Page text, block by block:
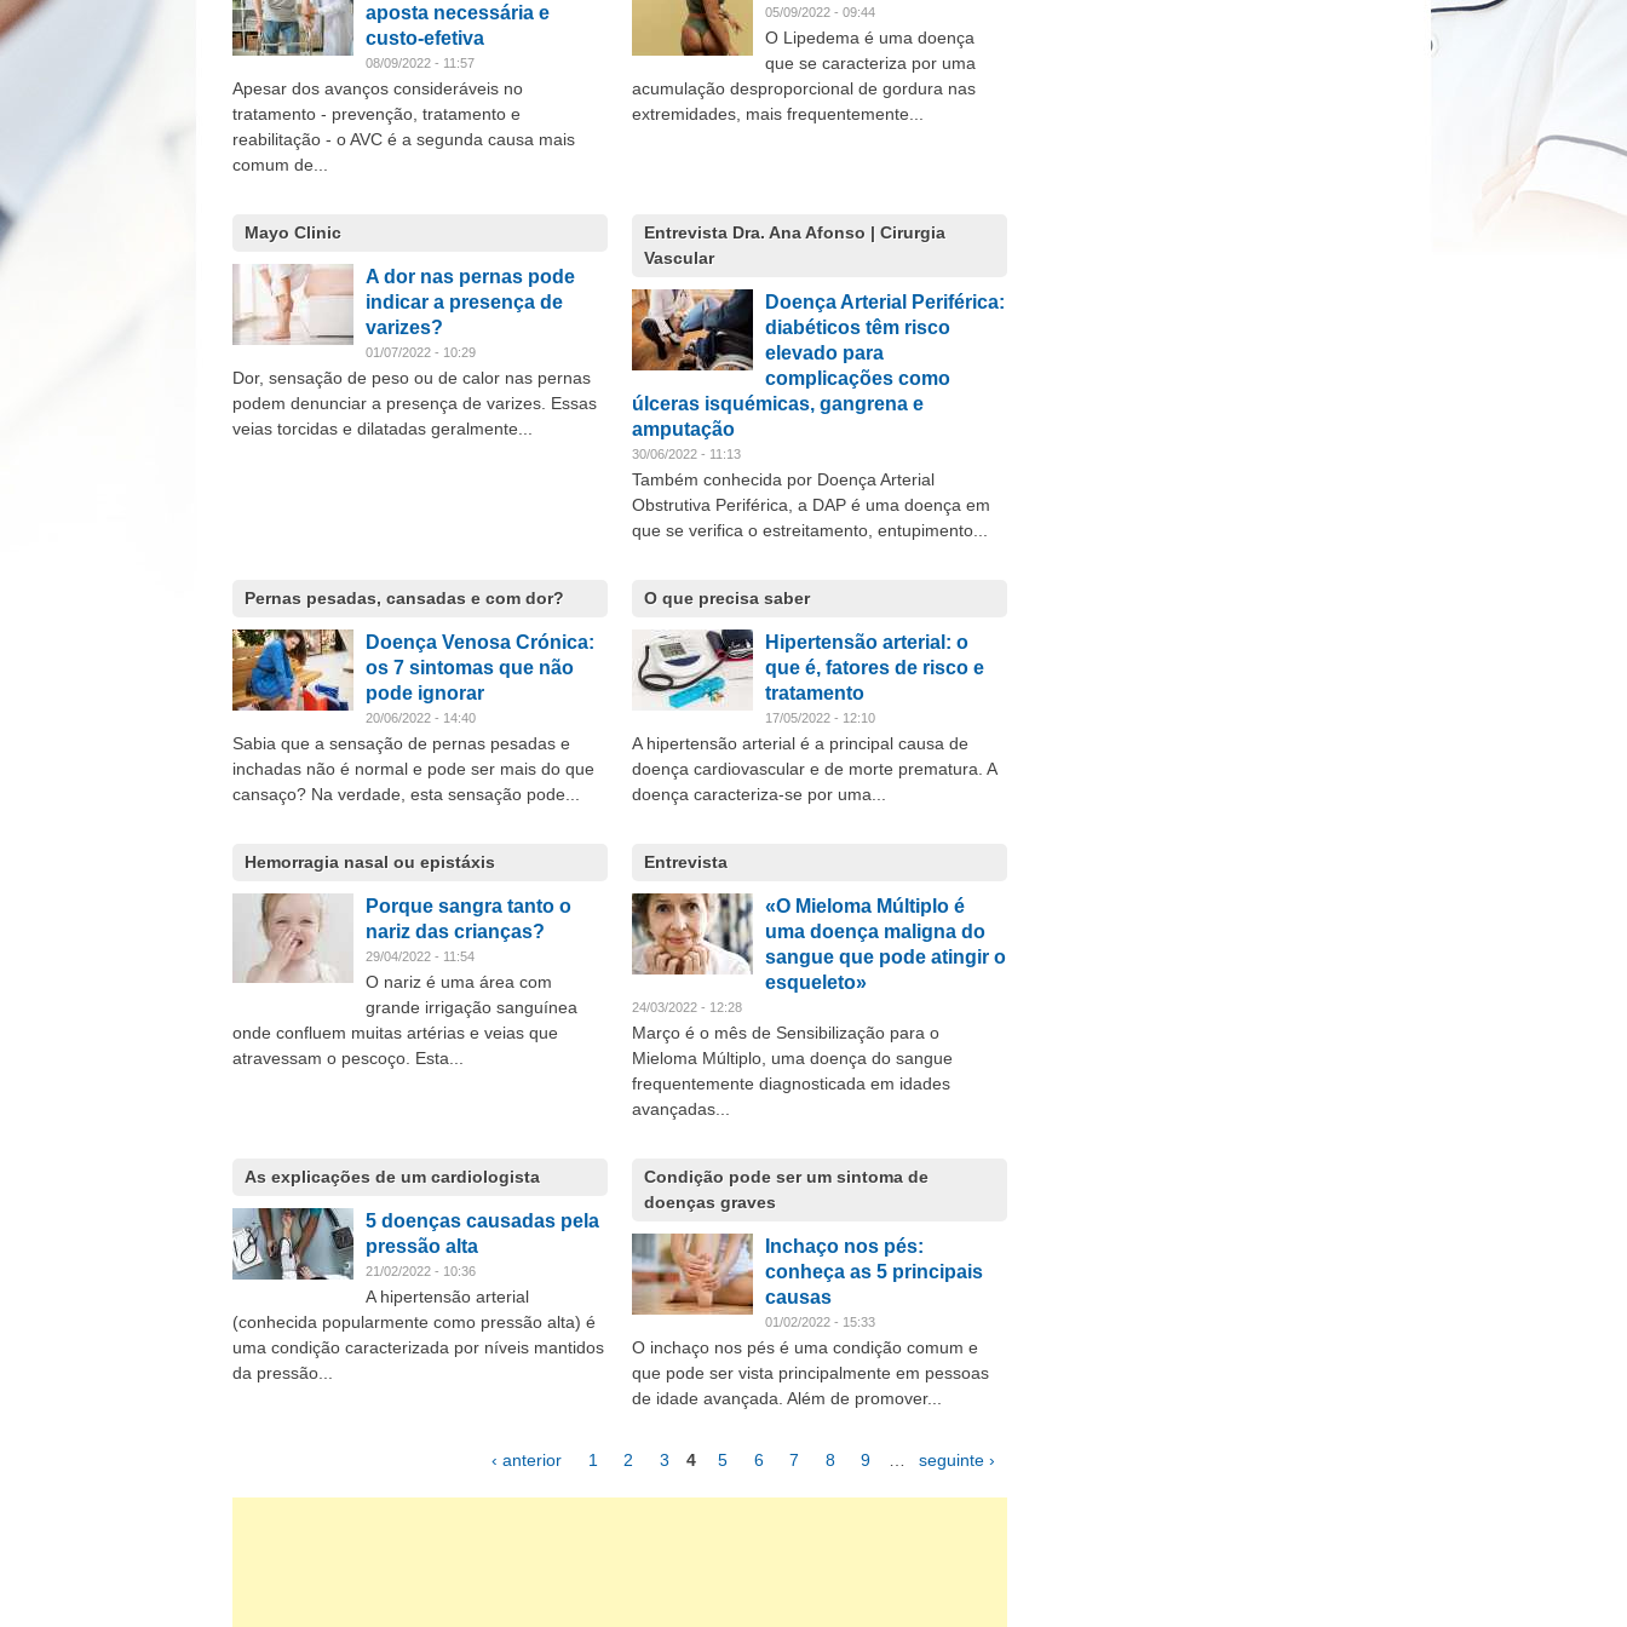
aposta necessária e
custo-efetiva
08/09/2022 - 11:57
Apesar dos avanços consideráveis no
tratamento - prevenção, tratamento e
reabilitação - o AVC é a segunda causa mais
comum de...
05/09/2022 - 09:44
O Lipedema é uma doença
que se caracteriza por uma
acumulação desproporcional de gordura nas
extremidades, mais frequentemente...
Mayo Clinic
A dor nas pernas pode
indicar a presença de
varizes?
01/07/2022 - 10:29
Dor, sensação de peso ou de calor nas pernas
podem denunciar a presença de varizes. Essas
veias torcidas e dilatadas geralmente...
Entrevista Dra. Ana Afonso | Cirurgia
Vascular
Doença Arterial Periférica:
diabéticos têm risco
elevado para
complicações como
úlceras isquémicas, gangrena e
amputação
30/06/2022 - 11:13
Também conhecida por Doença Arterial
Obstrutiva Periférica, a DAP é uma doença em
que se verifica o estreitamento, entupimento...
Pernas pesadas, cansadas e com dor?
Doença Venosa Crónica:
os 7 sintomas que não
pode ignorar
20/06/2022 - 14:40
Sabia que a sensação de pernas pesadas e
inchadas não é normal e pode ser mais do que
cansaço? Na verdade, esta sensação pode...
O que precisa saber
Hipertensão arterial: o
que é, fatores de risco e
tratamento
17/05/2022 - 12:10
A hipertensão arterial é a principal causa de
doença cardiovascular e de morte prematura. A
doença caracteriza-se por uma...
Hemorragia nasal ou epistáxis
Porque sangra tanto o
nariz das crianças?
29/04/2022 - 11:54
O nariz é uma área com
grande irrigação sanguínea
onde confluem muitas artérias e veias que
atravessam o pescoço. Esta...
Entrevista
«O Mieloma Múltiplo é
uma doença maligna do
sangue que pode atingir o
esqueleto»
24/03/2022 - 12:28
Março é o mês de Sensibilização para o
Mieloma Múltiplo, uma doença do sangue
frequentemente diagnosticada em idades
avançadas...
As explicações de um cardiologista
5 doenças causadas pela
pressão alta
21/02/2022 - 10:36
A hipertensão arterial
(conhecida popularmente como pressão alta) é
uma condição caracterizada por níveis mantidos
da pressão...
Condição pode ser um sintoma de
doenças graves
Inchaço nos pés:
conheça as 5 principais
causas
01/02/2022 - 15:33
O inchaço nos pés é uma condição comum e
que pode ser vista principalmente em pessoas
de idade avançada. Além de promover...
‹ anterior 1 2 3 4 5 6 7 8 9 seguinte ›